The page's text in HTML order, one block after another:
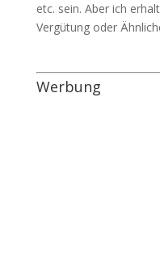
etc. sein. Aber ich
Vergütung oder
Werbung